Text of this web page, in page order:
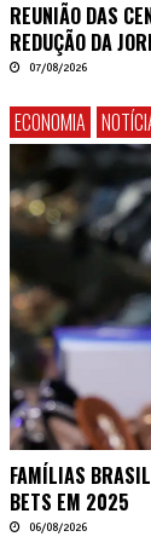
REUNIÃO DAS
REDUÇÃO DA
07/08/2026
ECONOMIA
FAMÍLIAS
BETS EM 2025
06/08/2026